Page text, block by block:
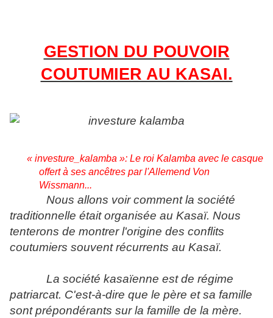
GESTION DU POUVOIR
COUTUMIER AU KASAI.
« investure_kalamba »: Le roi Kalamba avec le casque
offert à ses ancêtres par l'Allemend Von
Wissmann...
Nous allons voir comment la société
traditionnelle était organisée au Kasaï. Nous
tenterons de montrer l'origine des conflits
coutumiers souvent récurrents au Kasaï.
La société kasaïenne est de régime
patriarcat. C'est-à-dire que le père et sa famille
sont prépondérants sur la famille de la mère.